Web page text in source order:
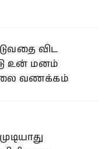
விட
உன் மனம்
வணக்கம்